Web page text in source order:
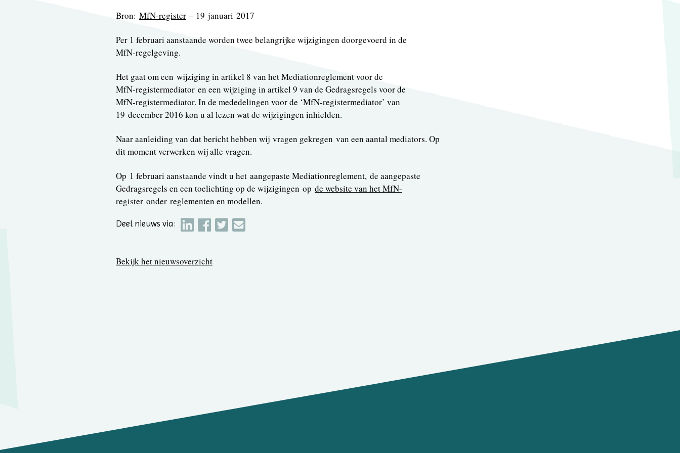
Bron: MfN-register – 19 januari 2017
Per 1 februari aanstaande worden twee belangrijke wijzigingen doorgevoerd in de
MfN‑regelgeving.
Het gaat om een wijziging in artikel 8 van het Mediationreglement voor de
MfN‑registermediator en een wijziging in artikel 9 van de Gedragsregels voor de
MfN‑registermediator. In de mededelingen voor de ‘MfN-registermediator’ van
19 december 2016 kon u al lezen wat de wijzigingen inhielden.
Naar aanleiding van dat bericht hebben wij vragen gekregen van een aantal mediators. Op
dit moment verwerken wij alle vragen.
Op 1 februari aanstaande vindt u het aangepaste Mediationreglement, de aangepaste
Gedragsregels en een toelichting op de wijzigingen op de website van het MfN-
register onder reglementen en modellen.
Deel nieuws via:
Bekijk het nieuwsoverzicht